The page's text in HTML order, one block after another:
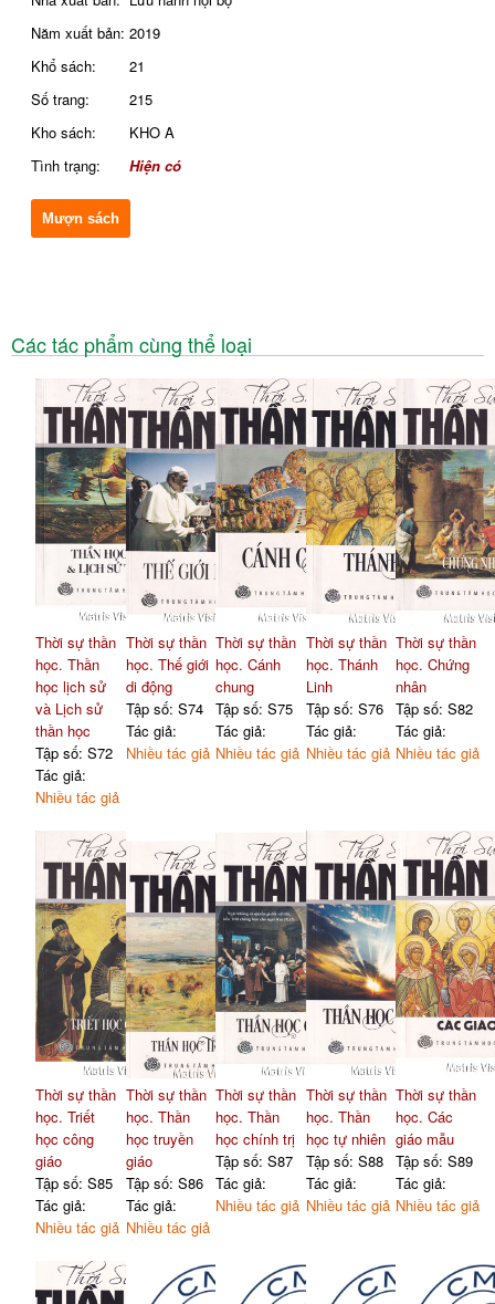
Năm xuất bản: 2019
Khổ sách:
21
Số trang:
215
Kho sách:
KHO A
Tình trạng:
Hiện có
Mượn sách
Các tác phẩm cùng thể loại
Thời sự thần
học. Thần
học lịch sử
và Lịch sử
thần học
Tập số: S72
Tác giả:
Nhiều tác giả
Thời sự thần
học. Thế giới
di động
Tập số: S74
Tác giả:
Nhiều tác giả
Thời sự thần
học. Cánh
chung
Tập số: S75
Tác giả:
Nhiều tác giả
Thời sự thần
học. Thánh
Linh
Tập số: S76
Tác giả:
Nhiều tác giả
Thời sự thần
học. Chứng
nhân
Tập số: S82
Tác giả:
Nhiều tác giả
Thời sự thần
học. Triết
học công
giáo
Tập số: S85
Tác giả:
Nhiều tác giả
Thời sự thần
học. Thần
học truyền
giáo
Tập số: S86
Tác giả:
Nhiều tác giả
Thời sự thần
học. Thần
học chính trị
Tập số: S87
Tác giả:
Nhiều tác giả
Thời sự thần
học. Thần
học tự nhiên
Tập số: S88
Tác giả:
Nhiều tác giả
Thời sự thần
học. Các
giáo mẫu
Tập số: S89
Tác giả:
Nhiều tác giả